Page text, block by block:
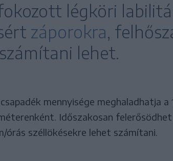
légköri
záporokra,
lehet.
mennyisége meghaladhatja
Időszakosan
órás széllökésekre lehet számítani.